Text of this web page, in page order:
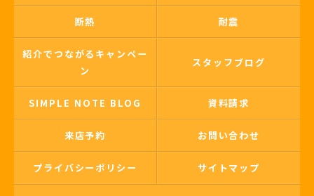
断熱 耐震
紹介でつながるキャンペー
ン
スタッフブログ
SIMPLE NOTE BLOG 資料請求
来店予約 お問い合わせ
プライバシーポリシー サイトマップ